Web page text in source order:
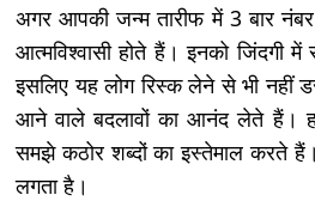
अगर आपकी जन्म तारीफ में 3 बार
आत्मविश्वासी होते हैं। इनको जिंदगी में
इसलिए यह लोग रिस्क लेने से भी नहीं
आने वाले बदलावों का आनंद लेते हैं।
समझे कठोर शब्दों का इस्तेमाल करते
लगता है।